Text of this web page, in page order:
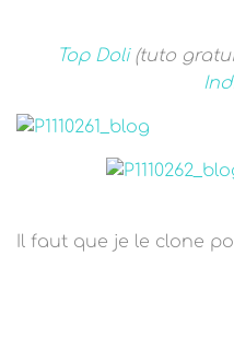
Top Doli(tuto
Il faut que je le clone